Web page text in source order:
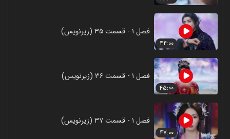
۴۴:۰۰
فصل ۱ - قسمت ۳۵ (زیرنویس)
۴۵:۰۰
فصل ۱ - قسمت ۳۶ (زیرنویس)
۴۷:۰۰
فصل ۱ - قسمت ۳۷ (زیرنویس)